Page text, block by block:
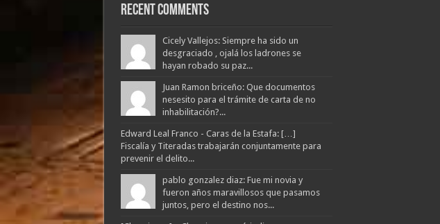
Recent Comments
Cicely Vallejos: Siempre ha sido un
desgraciado , ojalá los ladrones se
hayan robado su paz...
Juan Ramon briceño: Que documentos
nesesito para el trámite de carta de no
inhabilitación?...
Edward Leal Franco - Caras de la Estafa: […]
Fiscalía y Titeradas trabajarán conjuntamente para
prevenir el delito...
pablo gonzalez diaz: Fue mi novia y
fueron años maravillosos que pasamos
juntos, pero el destino nos...